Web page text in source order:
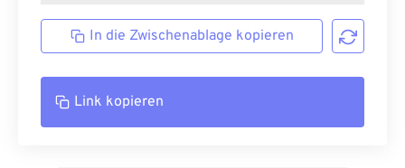
In die Zwischenablage kopieren
Link kopieren